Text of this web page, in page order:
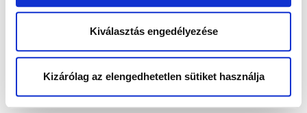
Kiválasztás engedélyezése
Kizárólag az elengedhetetlen sütiket használja